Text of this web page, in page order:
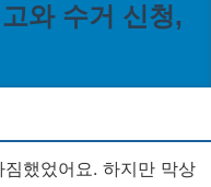
와 수거 신청,
했었어요. 하지만 막상